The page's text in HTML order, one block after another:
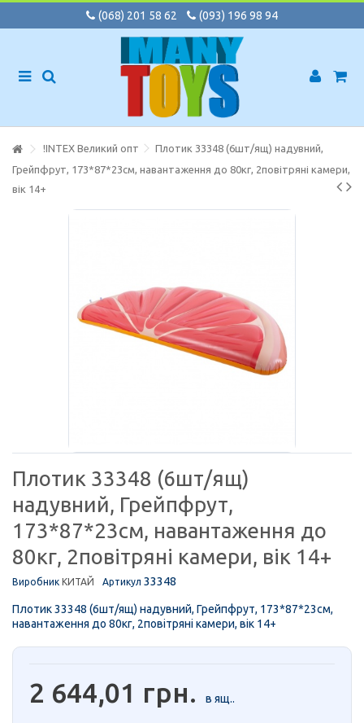
(068) 201 58 62 (093) 196 98 94
!INTEX Великий опт
Плотик 33348 (6шт/ящ) надувний,
Грейпфрут, 173*87*23см, навантаження до 80кг, 2повітряні камери,
вік 14+
Плотик 33348 (6шт/ящ)
надувний, Грейпфрут,
173*87*23см, навантаження до
80кг, 2повітряні камери, вік 14+
Виробник КИТАЙ Артикул 33348
Плотик 33348 (6шт/ящ) надувний, Грейпфрут, 173*87*23см,
навантаження до 80кг, 2повітряні камери, вік 14+
2 644,01 грн. в ящ..